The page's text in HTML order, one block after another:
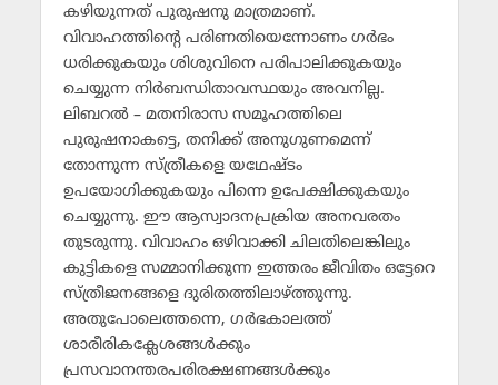
കഴിയുന്നത് പുരുഷനു മാത്രമാണ്.
വിവാഹത്തിന്റെ പരിണതിയെന്നോണം ഗര്‍ഭം
ധരിക്കുകയും ശിശുവിനെ പരിപാലിക്കുകയും
ചെയ്യുന്ന നിര്‍ബന്ധിതാവസ്ഥയും അവനില്ല.
ലിബറല്‍ – മതനിരാസ സമൂഹത്തിലെ
പുരുഷനാകട്ടെ, തനിക്ക് അനുഗുണമെന്ന്
തോന്നുന്ന സ്ത്രീകളെ യഥേഷ്ടം
ഉപയോഗിക്കുകയും പിന്നെ ഉപേക്ഷിക്കുകയും
ചെയ്യുന്നു. ഈ ആസ്വാദനപ്രക്രിയ അനവരതം
തുടരുന്നു. വിവാഹം ഒഴിവാക്കി ചിലതിലെങ്കിലും
കുട്ടികളെ സമ്മാനിക്കുന്ന ഇത്തരം ജീവിതം ഒട്ടേറെ
സ്ത്രീജനങ്ങളെ ദുരിതത്തിലാഴ്ത്തുന്നു.
അതുപോലെത്തന്നെ, ഗര്‍ഭകാലത്ത്
ശാരീരികക്ലേശങ്ങള്‍ക്കും
പ്രസവാനന്തരപരിരക്ഷണങ്ങള്‍ക്കും